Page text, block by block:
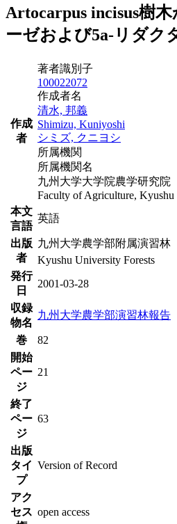
Artocarpus incisus樹
ーゼおよび5a-リダク
作成
者
著者識別子
100022072
作成者名
清水, 邦義
Shimizu, Kuniyoshi
シミズ, クニヨシ
所属機関
所属機関名
九州大学大学院農学研究院
Faculty of Agriculture,
本文
言語
英語
出版
者
九州大学農学部附属演習林
Kyushu University Forests
発行
日
2001-03-28
収録
物名
九州大学農学部演習林報告
巻
82
開始
ペー
ジ
21
終了
ペー
ジ
63
出版
タイ
プ
Version of Record
アク
セス open access